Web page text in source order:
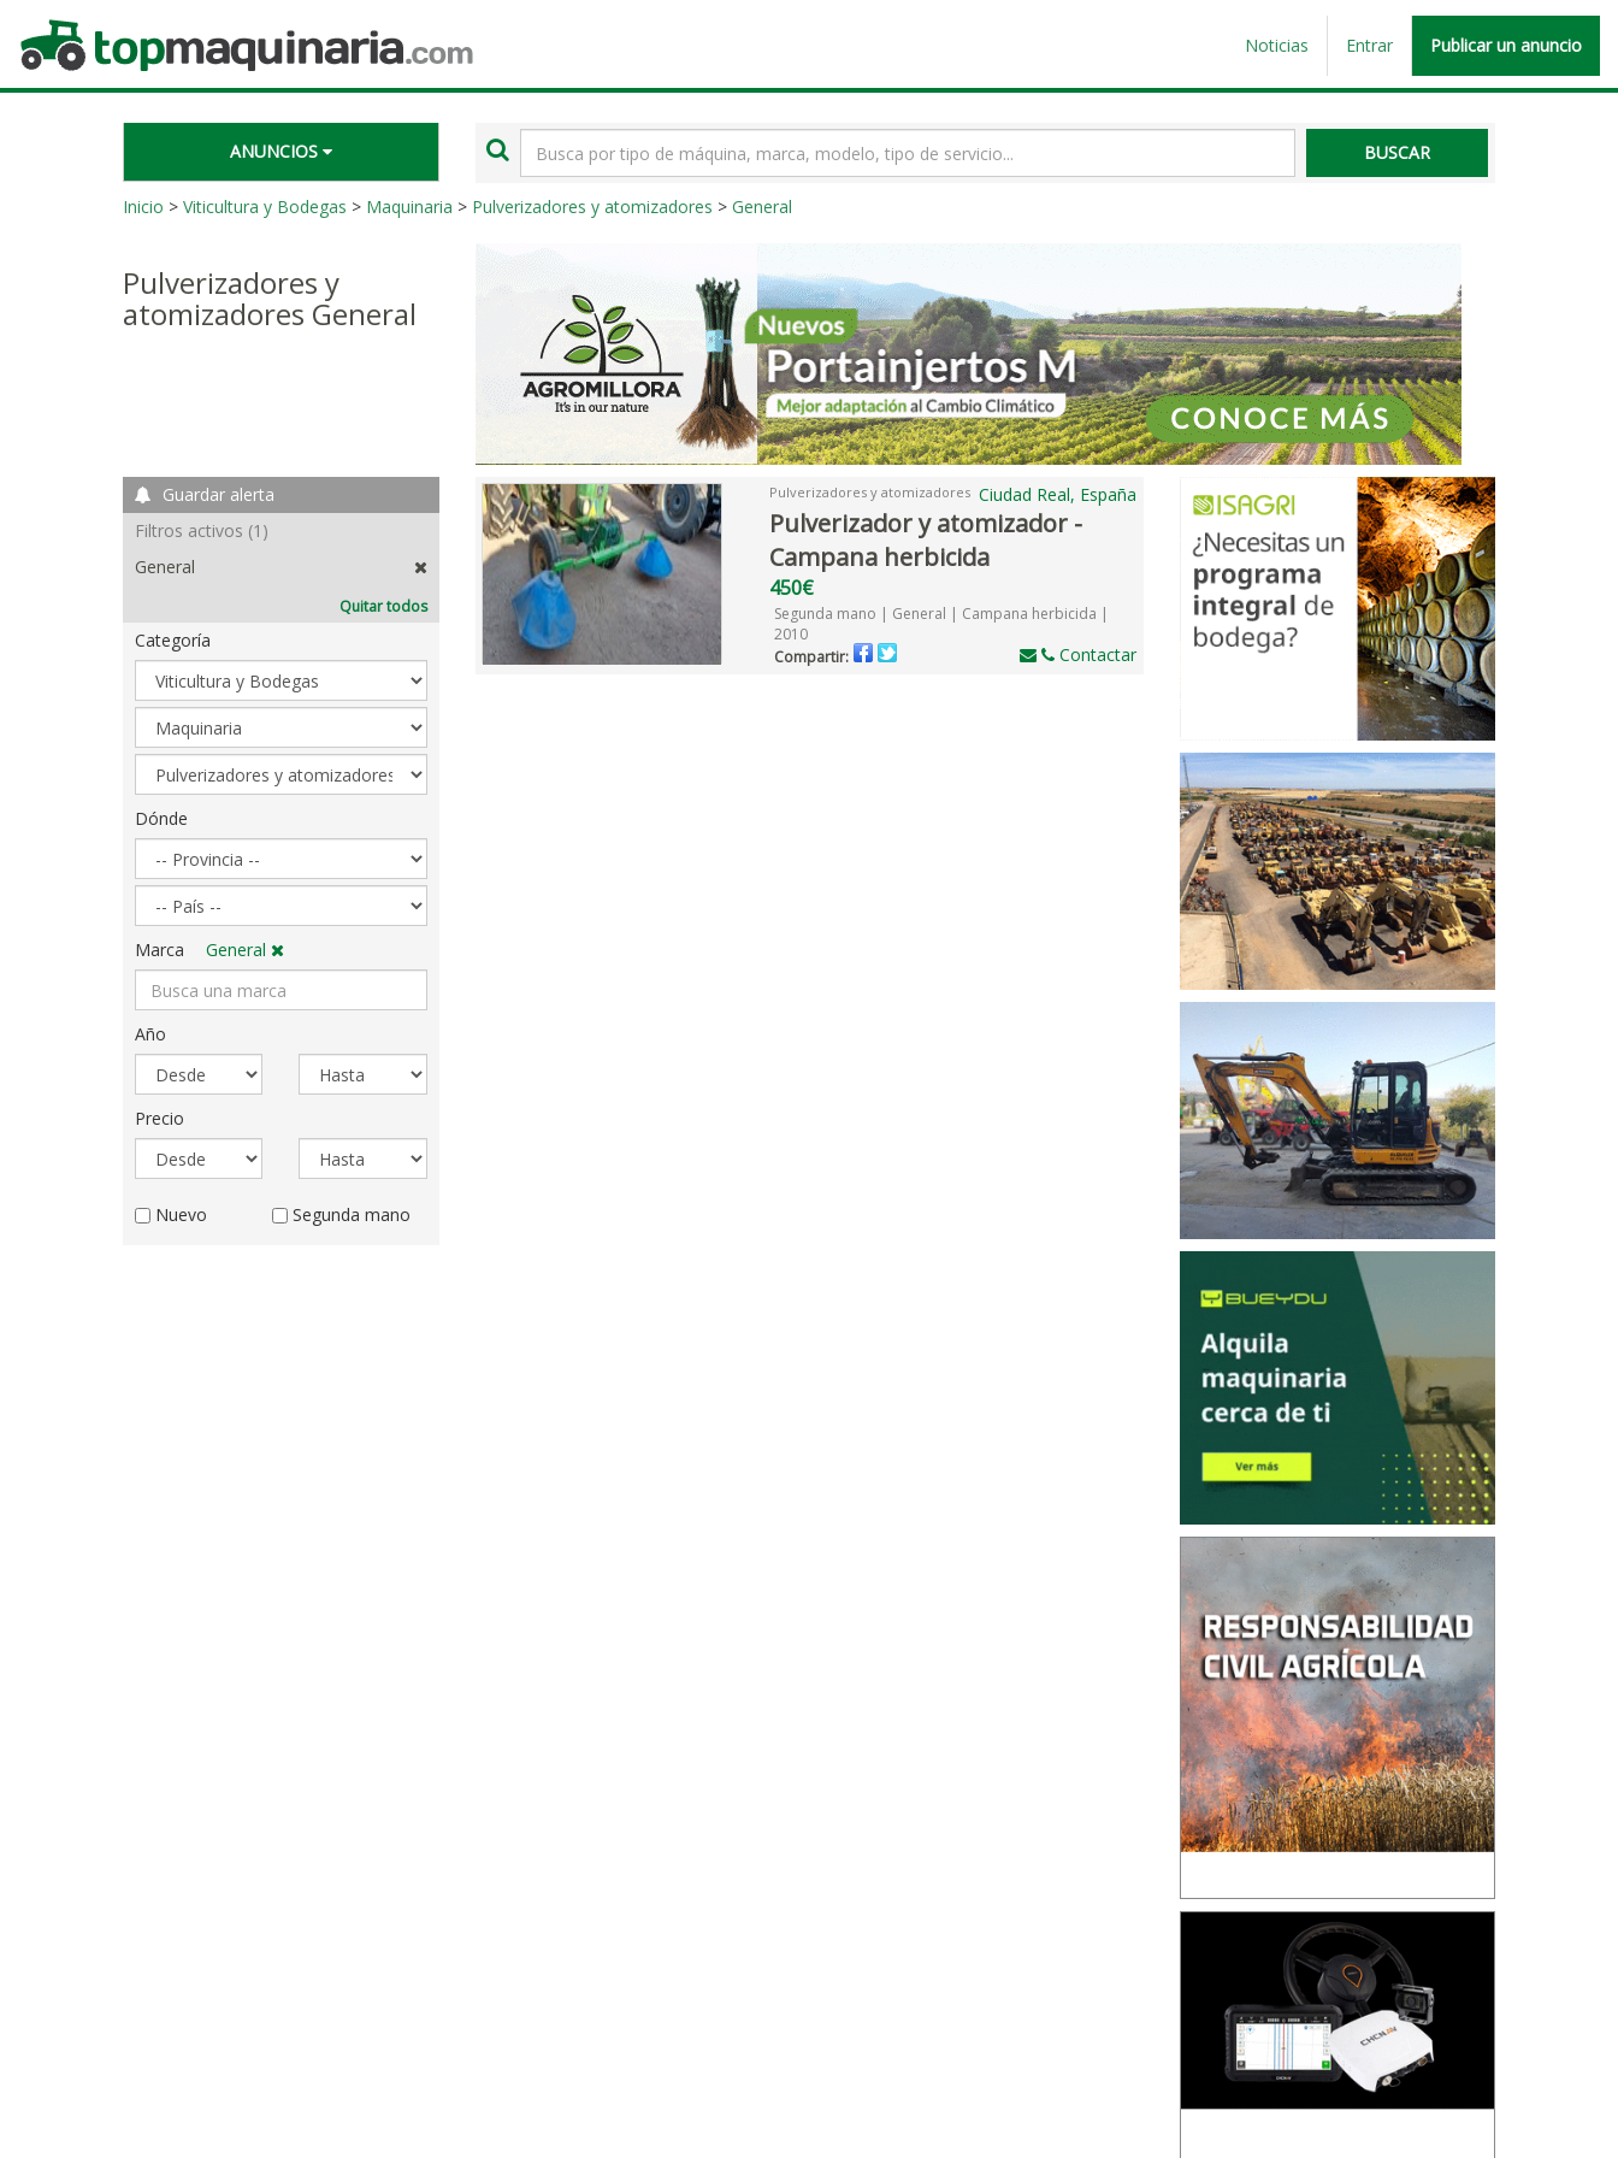
Topmaquinaria.com
Noticias
Entrar Publicar un anuncio
ANUNCIOS
Inicio > Viticultura y Bodegas > Maquinaria > Pulverizadores y atomizadores > General
Pulverizadores y
atomizadores General
Guardar alerta
Filtros activos (1)
General
Quitar todos
Categoría
Sector
Categoría
Subcategoría
Dónde
Dónde
Marca General
Año
Año
desde
Año
hasta
Precio
Precio
desde
Precio
hasta
Estado
Nuevo Segunda mano
Pulverizadores y atomizadores Ciudad Real, España
Pulverizador y atomizador -
Campana herbicida
450€
Segunda mano | General | Campana herbicida |
2010
Compartir:
Contactar